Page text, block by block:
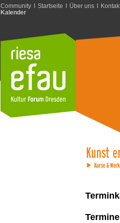
Community I Startseite I Über uns I
Kalender